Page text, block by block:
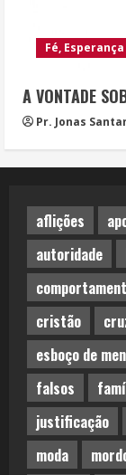
Fé,
A VONTADE
Pr. Jonas
aflições
autoridade
cristão
esboço de
falsos
justificação
moda